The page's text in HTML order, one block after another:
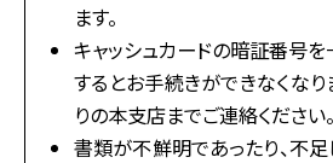
ます。
キャッシュカードの暗証番号
するとお手続きができなくなり
りの本支店までご連絡ください。
書類が不鮮明であったり、不